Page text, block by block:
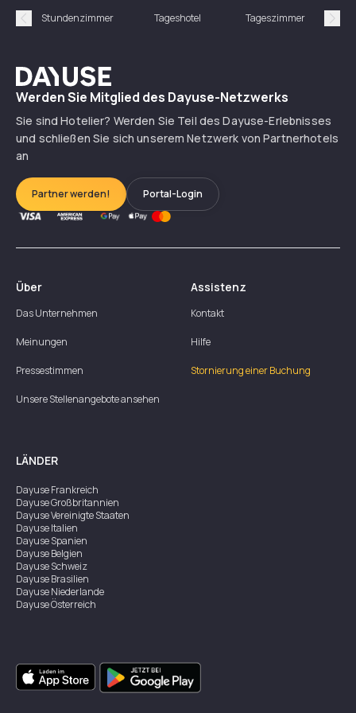
Précédent
Stundenzimmer Tageshotel Tageszimmer
Dayuse
Werden Sie Mitglied des Dayuse-Netzwerks
Sie sind Hotelier? Werden Sie Teil des Dayuse-Erlebnisses
und schließen Sie sich unserem Netzwerk von Partnerhotels
an
Partner werden! Portal-Login
Über
Das Unternehmen
Meinungen
Pressestimmen
Unsere Stellenangebote ansehen
Assistenz
Kontakt
Hilfe
Stornierung einer Buchung
LÄNDER
DayuseFrankreich
DayuseGroßbritannien
DayuseVereinigte Staaten
DayuseItalien
DayuseSpanien
DayuseBelgien
DayuseSchweiz
DayuseBrasilien
DayuseNiederlande
DayuseÖsterreich
DayuseSingapur
DayuseZweden
DayuseThailand